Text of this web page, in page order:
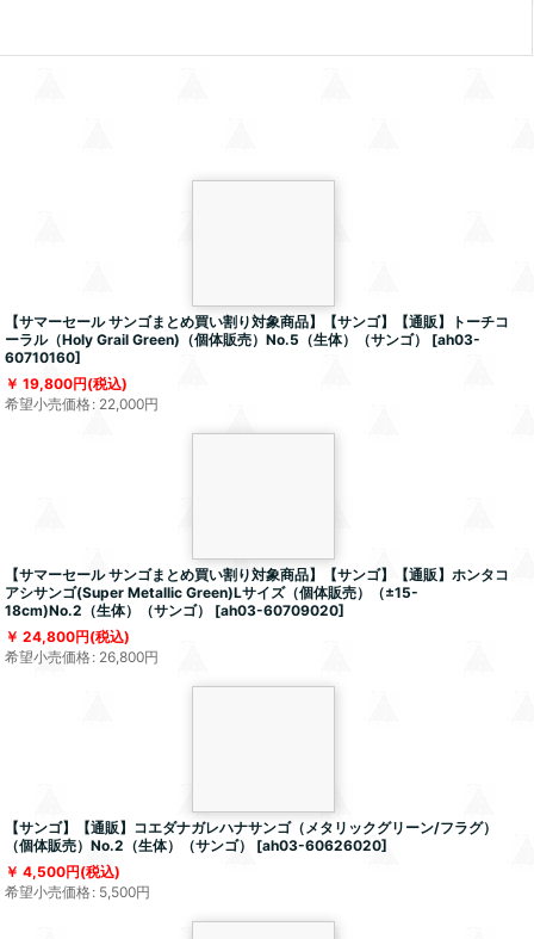
【サマーセール サンゴまとめ買い割り対象商品】【サンゴ】【通販】トーチコ
ーラル（Holy Grail Green)（個体販売）No.5（生体）（サンゴ）
[ah03-
60710160]
19,800円(税込)
希望小売価格: 22,000円
【サマーセール サンゴまとめ買い割り対象商品】【サンゴ】【通販】ホンタコ
アシサンゴ(Super Metallic Green)Lサイズ（個体販売）（±15-
18cm)No.2（生体）（サンゴ）
[ah03-60709020]
24,800円(税込)
希望小売価格: 26,800円
【サンゴ】【通販】コエダナガレハナサンゴ（メタリックグリーン/フラグ）
（個体販売）No.2（生体）（サンゴ）
[ah03-60626020]
4,500円(税込)
希望小売価格: 5,500円